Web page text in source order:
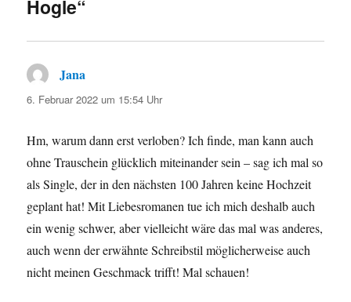
Hogle“
Jana
6. Februar 2022 um 15:54 Uhr
Hm, warum dann erst verloben? Ich finde, man kann auch
ohne Trauschein glücklich miteinander sein – sag ich mal so
als Single, der in den nächsten 100 Jahren keine Hochzeit
geplant hat! Mit Liebesromanen tue ich mich deshalb auch
ein wenig schwer, aber vielleicht wäre das mal was anderes,
auch wenn der erwähnte Schreibstil möglicherweise auch
nicht meinen Geschmack trifft! Mal schauen!